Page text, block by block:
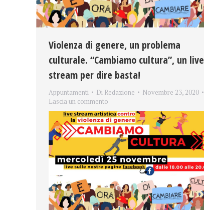
Violenza di genere, un problema
culturale. “Cambiamo cultura”, un live
stream per dire basta!
Appuntamenti Di Redazione
Novembre 23, 2020
Lascia un commento